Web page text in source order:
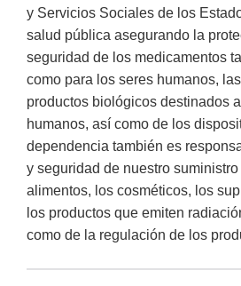
y Servicios Sociales de los
salud pública asegurando la
seguridad de los medicamentos
como para los seres humanos,
productos biológicos destinados
humanos, así como de los
dependencia también es
y seguridad de nuestro
alimentos, los cosméticos, los
los productos que emiten
como de la regulación de los